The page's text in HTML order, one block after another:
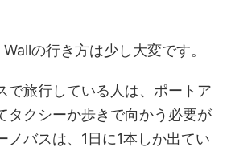
の行き方は少し大変です。
で旅行している人は、ポートア
タクシーか歩きで向かう必要が
ノバスは、1日に1本しか出てい